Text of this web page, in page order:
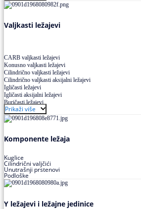
Valjkasti ležajevi
CARB valjkasti ležajevi
Konusno valjkasti ležajevi
Cilindrično valjkasti ležajevi
Cilindrično valjkasti aksijalni ležajevi
Igličasti ležajevi
Igličasti aksijalni ležajevi
Buričasti ležajevi
Buričasti zaptiveni ležajevi
Buričasti aksijalni ležajevi
Prikaži više
Komponente ležaja
Kuglice
Cilindrični valjčići
Unutrašnji prstenovi
Podloške
Y ležajevi i ležajne jedinice